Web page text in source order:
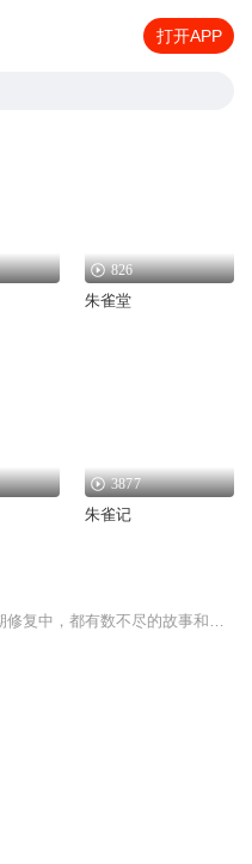
打开APP
826
朱雀堂
3877
朱雀记